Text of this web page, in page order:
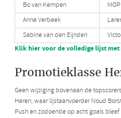
Bo van Kempen
MOP
Anne Verbeek
Sabine van den Eijnden
Klik hier voor de volledige lijst
Promotieklasse
Geen wijziging bovenaan de
Heren, waar lijstaanvoerder Noud
Push en zodoende op acht goals